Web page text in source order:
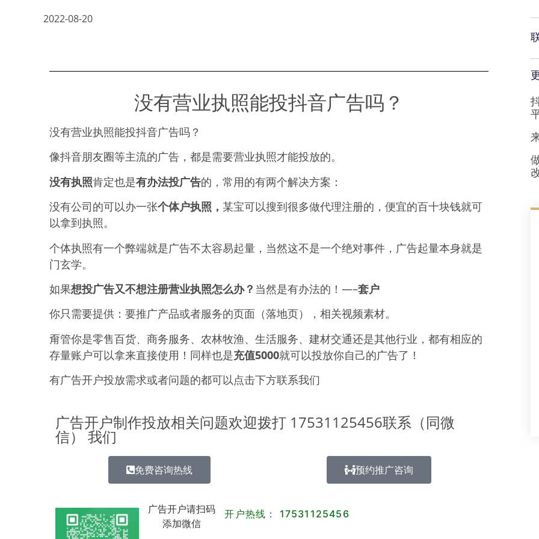
2022-08-20
没有营业执照能投抖音广告吗？
没有营业执照能投抖音广告吗？
像抖音朋友圈等主流的广告，都是需要营业执照才能投放的。
没有执照肯定也是有办法投广告的，常用的有两个解决方案：
没有公司的可以办一张个体户执照， 某宝可以搜到很多做代理注册的，便宜的百十块钱就可
以拿到执照。
个体执照有一个弊端就是广告不太容易起量，当然这不是一个绝对事件，广告起量本身就是
门玄学。
如果想投广告又不想注册营业执照怎么办？ 当然是有办法的！—–套户
你只需要提供：要推广产品或者服务的页面（落地页），相关视频素材。
甭管你是零售百货、商务服务、农林牧渔、生活服务、建材交通还是其他行业，都有相应的
存量账户可以拿来直接使用！同样也是充值5000就可以投放你自己的广告了！
有广告开户投放需求或者问题的都可以点击下方联系我们
广告开户制作投放相关问题欢迎拨打 17531125456联系（同微
信） 我们
免费咨询热线 预约推广咨询
广告开户请扫码
添加微信
开户热线： 17531125456